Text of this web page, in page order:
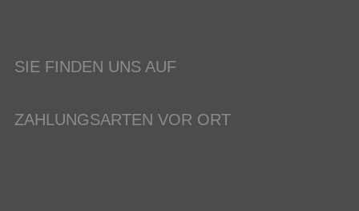
SIE FINDEN UNS AUF
ZAHLUNGSARTEN VOR ORT